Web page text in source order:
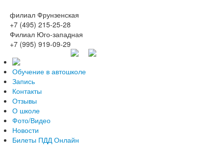
филиал Фрунзенская
+7 (495) 215-25-28
Филиал Юго-западная
+7 (995) 919-09-29
Обучение в автошколе
Запись
Контакты
Отзывы
О школе
Фото/Видео
Новости
Билеты ПДД Онлайн